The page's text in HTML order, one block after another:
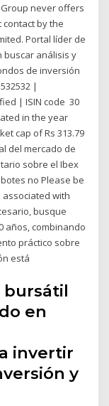
never offers
by the
Portal líder de
buscar análisis y
de inversión
|
| ISIN code 30
in the year
cap of Rs 313.79
del mercado de
sobre el Ibex
no Please be
with
busque
años, combinando
práctico sobre
está
bursátil
en
invertir
y